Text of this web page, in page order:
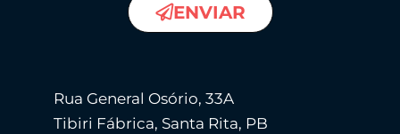
Rua General Osório, 33A
Tibiri Fábrica, Santa Rita, PB
ENVIAR